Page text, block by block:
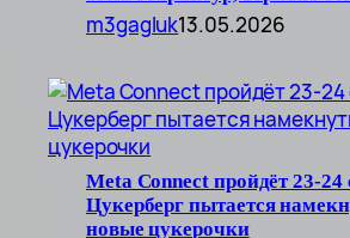
m3gagluk13.05.2026
Meta Connect пройдёт 23-24
Цукерберг пытается
новые цукерочки